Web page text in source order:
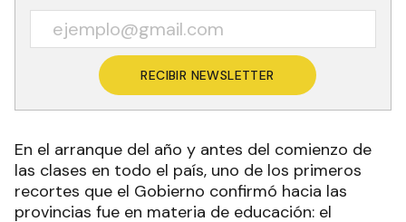
RECIBIR NEWSLETTER
En el arranque del año y antes del comienzo de
las clases en todo el país, uno de los primeros
recortes que el Gobierno confirmó hacia las
provincias fue en materia de educación: el